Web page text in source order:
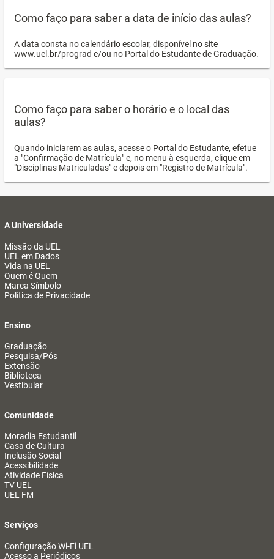
Como faço para saber a data de início das aulas?
A data consta no calendário escolar, disponível no site
www.uel.br/prograd e/ou no Portal do Estudante de Graduação.
Como faço para saber o horário e o local das
aulas?
Quando iniciarem as aulas, acesse o Portal do Estudante, efetue
a "Confirmação de Matrícula" e, no menu à esquerda, clique em
"Disciplinas Matriculadas" e depois em "Registro de Matrícula".
A Universidade
Missão da UEL
UEL em Dados
Vida na UEL
Quem é Quem
Marca Símbolo
Política de Privacidade
Ensino
Graduação
Pesquisa/Pós
Extensão
Biblioteca
Vestibular
Comunidade
Moradia Estudantil
Casa de Cultura
Inclusão Social
Acessibilidade
Atividade Física
TV UEL
UEL FM
Serviços
Configuração Wi-Fi UEL
Acesso a Periódicos